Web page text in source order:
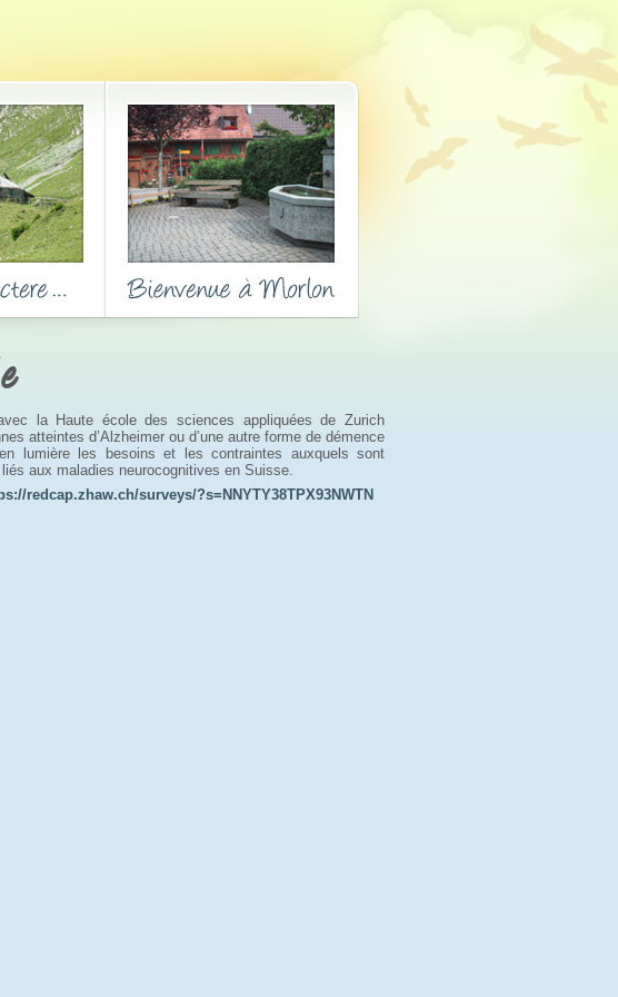
la Haute école des sciences appliquées de Zurich
atteintes d’Alzheimer ou d’une autre forme de démence
lumière les besoins et les contraintes auxquels sont
aux maladies neurocognitives en Suisse.
redcap.zhaw.ch/surveys/?s=NNYTY38TPX93NWTN